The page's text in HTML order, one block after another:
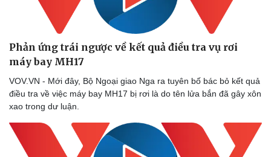
Thể thao
Bóng đá
Ô tô - Xe máy
Phản ứng trái ngược về kết quả điều tra vụ rơi
máy bay MH17
VOV.VN - Mới đây, Bộ Ngoại giao Nga ra tuyên bố bác bỏ kết quả
điều tra về việc máy bay MH17 bị rơi là do tên lửa bắn đã gây xôn
xao trong dư luận.